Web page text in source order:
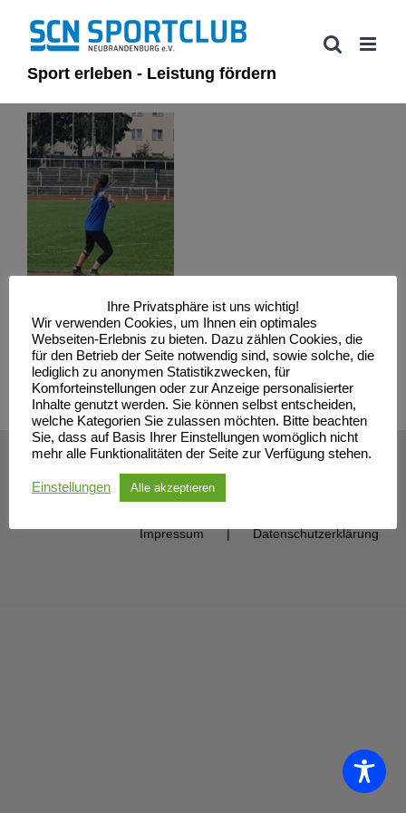
Inhalt
springenSport erleben - Leistung fördern
© Sportclub Neubrandenburg e.V. | All Rights Reserved
Impressum Datenschutzerklärung
Ihre Privatsphäre ist uns wichtig!
Wir verwenden Cookies, um Ihnen ein optimales
Webseiten-Erlebnis zu bieten. Dazu zählen Cookies, die
für den Betrieb der Seite notwendig sind, sowie solche, die
lediglich zu anonymen Statistikzwecken, für
Komforteinstellungen oder zur Anzeige personalisierter
Inhalte genutzt werden. Sie können selbst entscheiden,
welche Kategorien Sie zulassen möchten. Bitte beachten
Sie, dass auf Basis Ihrer Einstellungen womöglich nicht
mehr alle Funktionalitäten der Seite zur Verfügung stehen.
Einstellungen Alle akzeptieren